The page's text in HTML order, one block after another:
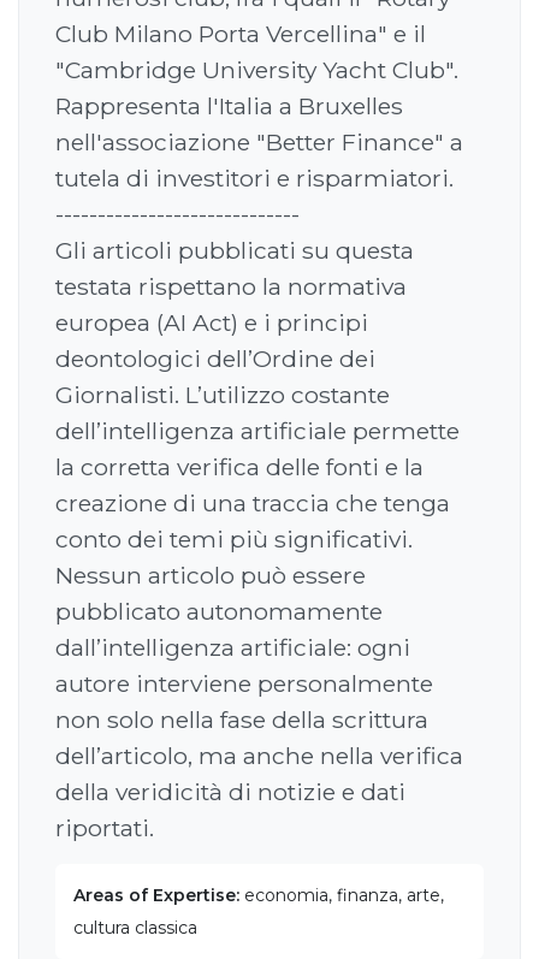
Club Milano Porta Vercellina" e il
"Cambridge University Yacht Club".
Rappresenta l'Italia a Bruxelles
nell'associazione "Better Finance" a
tutela di investitori e risparmiatori.
-----------------------------
Gli articoli pubblicati su questa
testata rispettano la normativa
europea (AI Act) e i principi
deontologici dell’Ordine dei
Giornalisti. L’utilizzo costante
dell’intelligenza artificiale permette
la corretta verifica delle fonti e la
creazione di una traccia che tenga
conto dei temi più significativi.
Nessun articolo può essere
pubblicato autonomamente
dall’intelligenza artificiale: ogni
autore interviene personalmente
non solo nella fase della scrittura
dell’articolo, ma anche nella verifica
della veridicità di notizie e dati
riportati.
Areas of Expertise: economia, finanza, arte,
cultura classica